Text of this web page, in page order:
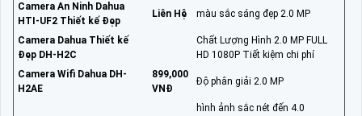
Camera An Ninh Dahua
HTI-UF2 Thiết kế Đẹp
Liên Hệ màu sắc sáng đẹp 2.0 MP
Camera Dahua Thiết kế
Đẹp DH-H2C
Chất Lượng Hình 2.0 MP FULL
HD 1080P Tiết kiệm chi phí
Camera Wifi Dahua DH-
H2AE
899,000
VNĐ
Độ phân giải 2.0 MP
hình ảnh sắc nét đến 4.0